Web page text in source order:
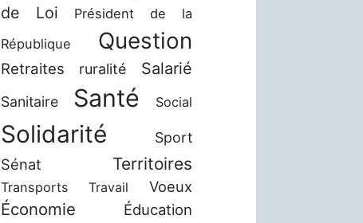
de Loi
Président de la
République
Question
Retraites ruralité Salarié
Sanitaire Santé Social
Solidarité Sport
Sénat Territoires
Transports Travail Voeux
Économie Éducation